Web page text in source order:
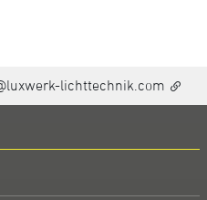
lichttechnik.com